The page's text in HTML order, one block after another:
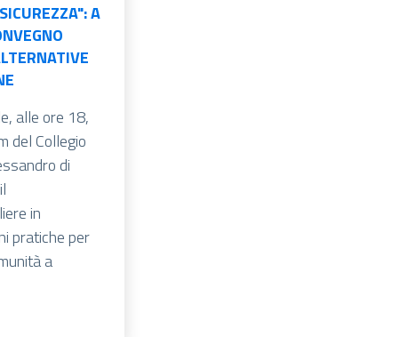
A
alle ore 18,
del Collegio
di
in
pratiche per
a